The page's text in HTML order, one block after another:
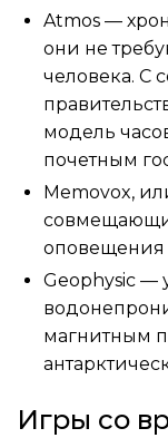
Atmos —
они не
человека. С
модель
почетным
Memovox,
оповещения
Geophysic —
магнитным
Игры со